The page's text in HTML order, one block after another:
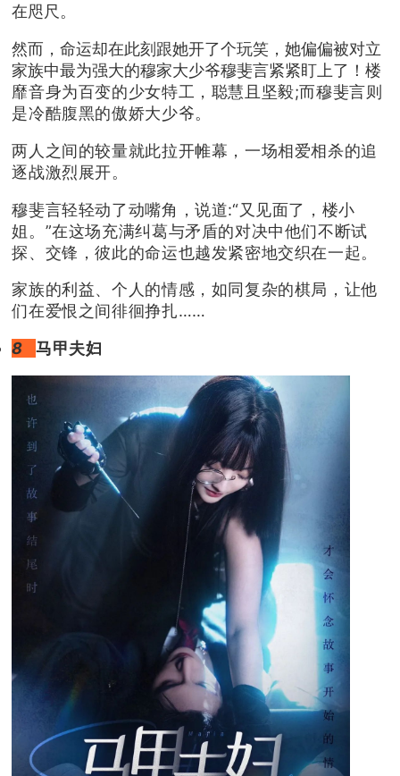
在咫尺。
然而，命运却在此刻跟她开了个玩笑，她偏偏被对立
家族中最为强大的穆家大少爷穆斐言紧紧盯上了！楼
靡音身为百变的少女特工，聪慧且坚毅;而穆斐言则
是冷酷腹黑的傲娇大少爷。
两人之间的较量就此拉开帷幕，一场相爱相杀的追
逐战激烈展开。
穆斐言轻轻动了动嘴角，说道:“又见面了，楼小
姐。”在这场充满纠葛与矛盾的对决中他们不断试
探、交锋，彼此的命运也越发紧密地交织在一起。
家族的利益、个人的情感，如同复杂的棋局，让他
们在爱恨之间徘徊挣扎……
8 马甲夫妇